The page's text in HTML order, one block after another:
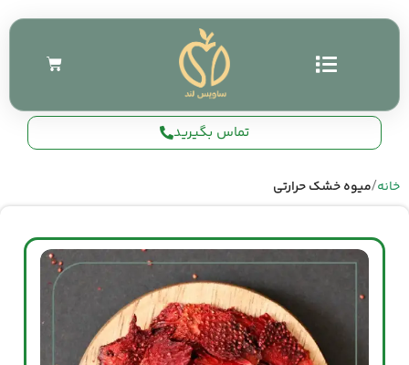
تماس بگیرید
خانه میوه خشک حرارتی